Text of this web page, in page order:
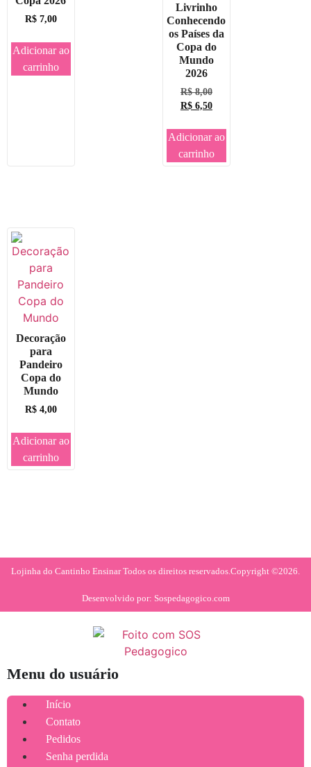
R$7,00
Adicionar ao
carrinho
Livrinho
Conhecendo
os Países da
Copa do
Mundo
2026
R$8,00
R$6,50
Adicionar ao
carrinho
Decoração
para
Pandeiro
Copa do
Mundo
R$4,00
Adicionar ao
carrinho
Lojinha do Cantinho Ensinar Todos os direitos reservados. Copyright ©2026.
Desenvolvido por: Sospedagogico.com
Menu do usuário
Início
Contato
Pedidos
Senha perdida